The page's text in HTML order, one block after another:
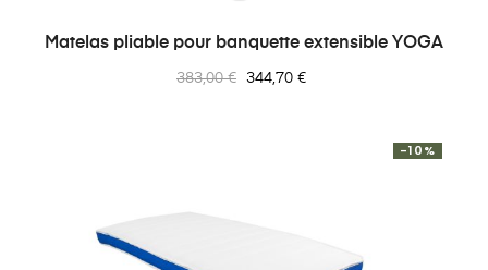
Matelas pliable pour banquette extensible YOGA
Prix
383,00 € Prix
344,70 €
-10%